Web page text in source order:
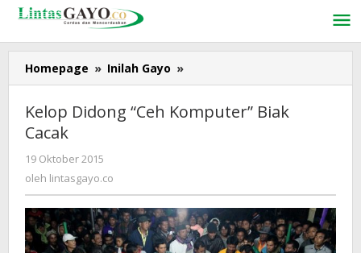
Lewati
konten
Homepage » Inilah Gayo »
Didong
Komputer”
Kelop Didong “Ceh Komputer” Biak
Cacak
19 Oktober 2015
lintasgayo.co
oleh lintasgayo.co